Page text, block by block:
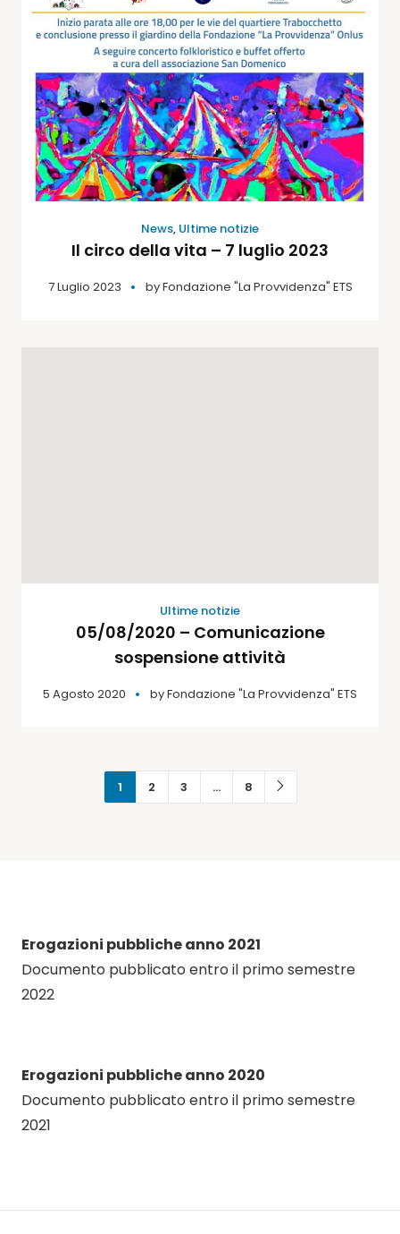
News, Ultime notizie
Il circo della vita – 7 luglio 2023
7 Luglio 2023 byFondazione "La Provvidenza" ETS
Ultime notizie
05/08/2020 – Comunicazione
sospensione attività
5 Agosto 2020 byFondazione "La Provvidenza" ETS
1 2 3 … 8
Erogazioni pubbliche anno 2021
Documento pubblicato entro il primo semestre
2022
Erogazioni pubbliche anno 2020
Documento pubblicato entro il primo semestre
2021